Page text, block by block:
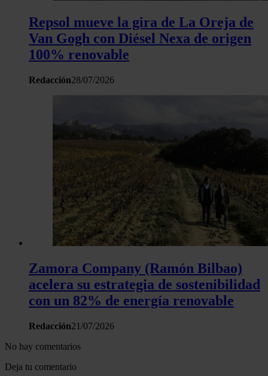
Repsol mueve la gira de La Oreja de
Van Gogh con Diésel Nexa de origen
100% renovable
Redacción28/07/2026
Zamora Company (Ramón Bilbao)
acelera su estrategia de sostenibilidad
con un 82% de energía renovable
Redacción21/07/2026
No hay comentarios
Deja tu comentario